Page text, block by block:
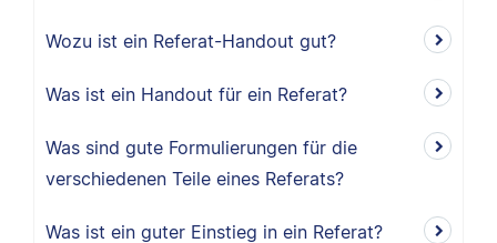
Wozu ist ein Referat-Handout gut?
Was ist ein Handout für ein Referat?
Was sind gute Formulierungen für die
verschiedenen Teile eines Referats?
Was ist ein guter Einstieg in ein Referat?